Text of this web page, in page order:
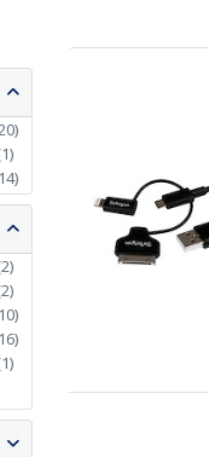
)
1)
)
2)
2)
)
)
1)